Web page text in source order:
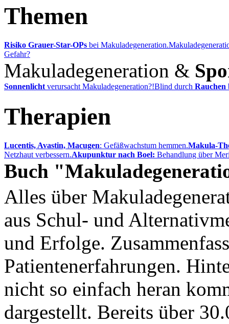
Themen
Risiko Grauer-Star-OPs bei Makuladegeneration.
Gefahr?
Makuladegeneration &
Sonnenlicht verursacht Makuladegeneration?!Blind durch Rauchen
Therapien
Lucentis, Avastin, Macugen: Gefäßwachstum hemmen.Makula-
Netzhaut verbessern.Akupunktur nach Boel: Behandlung über
Buch
Alles über
aus Schul- und
und Erfolge.
Patientenerfahrungen.
nicht so einfach heran
dargestellt. Bereits über